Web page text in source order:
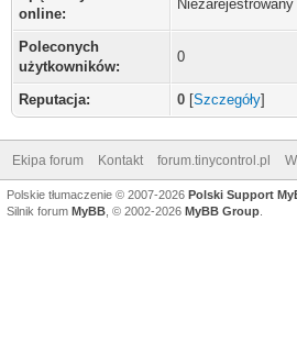
online:
Niezarejestrowany
Poleconych
użytkowników:
0
Reputacja: 0 [Szczegóły]
Ekipa forum Kontakt forum.tinycontrol.pl
Polskie tłumaczenie © 2007-2026 Polski Support
Silnik forum MyBB , © 2002-2026 MyBB Group